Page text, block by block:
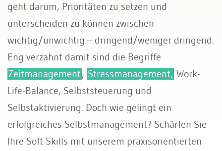
geht darum, Prioritäten zu setzen und
unterscheiden zu können zwischen
wichtig/unwichtig – dringend/weniger dringend.
Eng verzahnt damit sind die Begriffe
Zeitmanagement, Stressmanagement, Work-
Life-Balance, Selbststeuerung und
Selbstaktivierung. Doch wie gelingt ein
erfolgreiches Selbstmanagement? Schärfen Sie
Ihre Soft Skills mit unserem praxisorientierten